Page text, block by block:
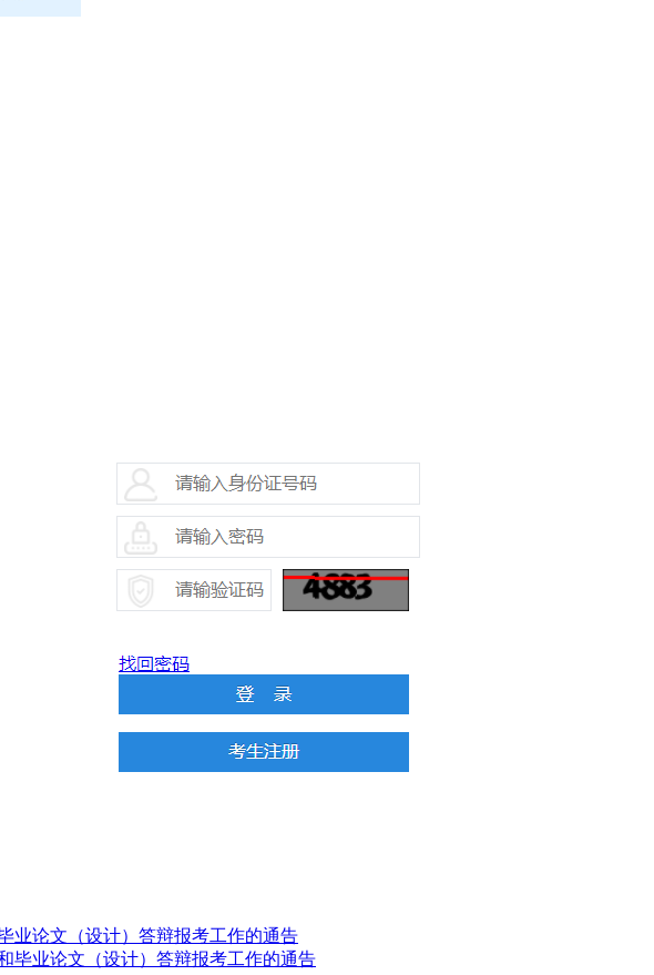
业论文（设计）答辩报考工作的通告
毕业论文（设计）答辩报考工作的通告